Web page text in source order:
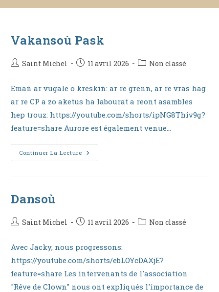
Vakansoù Pask
Auteur/autrice
la
publication :
Saint Michel
Publication
11 avril 2026
PostNon classé
Emañ ar vugale o kreskiñ: ar re grenn, ar re vras hag
ar re CP a zo aketus ha labourat a reont asambles
hep trouz: https://youtube.com/shorts/ipNG8Thiv9g?
feature=share Aurore est également venue…
Continuer La Lecture Vakansoù
Pask
Dansoù
Auteur/autrice
la
publication :
Saint Michel
Publication
11 avril 2026
PostNon classé
Avec Jacky, nous progressons:
https://youtube.com/shorts/ebLOYcDAXjE?
feature=share Les intervenants de l'association
"Rêve de Clown" nous ont expliqués l'importance de